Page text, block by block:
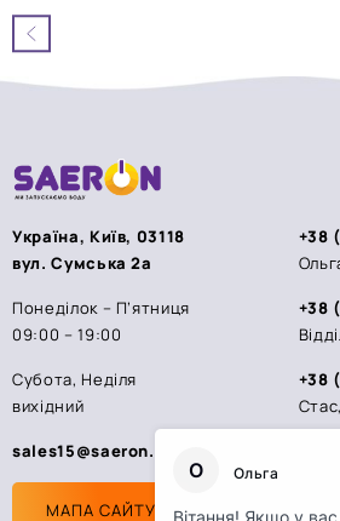
з
5
Україна, Київ, 03118
вул. Сумська 2а
Понеділок – П’ятниця
09:00 – 19:00
Субота, Неділя
вихідний
sales15@saeron.ua
МАПА САЙТУ
+38
+38
+38